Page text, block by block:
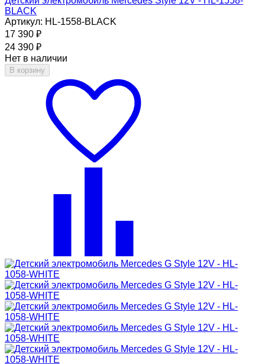
BLACK
Артикул: HL-1558-BLACK
17 390 ₽
24 390 ₽
Нет в наличии
В корзину